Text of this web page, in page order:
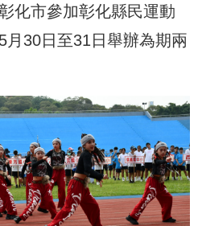
化市參加彰化縣民運動
月30日至31日舉辦為期兩